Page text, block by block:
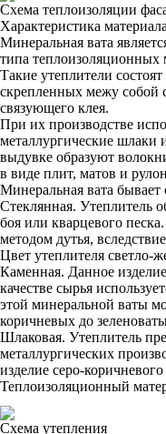
Схема теплоизоляции
Характеристика материала
Минеральная вата
типа теплоизоляционных
Такие утеплители
скрепленных межу собой
связующего клея.
При их производстве
металлургические шлаки
выдувке образуют
в виде плит, матов и
Минеральная вата
Стеклянная. Утеплитель
боя или кварцевого
методом дутья,
Цвет утеплителя светло-
Каменная. Данное
качестве сырья
этой минеральной ваты
коричневых до
Шлаковая. Утеплитель
металлургических
изделие серо-коричневого
Теплоизоляционный
Схема утепления